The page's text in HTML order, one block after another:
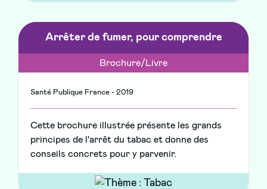
Arrêter de fumer, pour comprendre
Brochure/Livre
Santé Publique France - 2019
Cette brochure illustrée présente les grands
principes de l'arrêt du tabac et donne des
conseils concrets pour y parvenir.